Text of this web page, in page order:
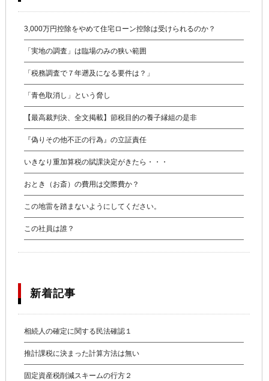
3,000万円控除をやめて住宅ローン控除は受けられるのか？
「実地の調査」は臨場のみの狭い範囲
「税務調査で７年遡及になる要件は？」
「青色取消し」という脅し
【最高裁判決、全文掲載】節税目的の養子縁組の是非
『偽りその他不正の行為』の立証責任
いきなり重加算税の賦課決定がきたら・・・
おとき（お斎）の費用は交際費か？
この地雷を踏まないようにしてください。
この社員は誰？
新着記事
相続人の確定に関する民法確認１
推計課税に決まった計算方法は無い
固定資産税削減スキームの行方２